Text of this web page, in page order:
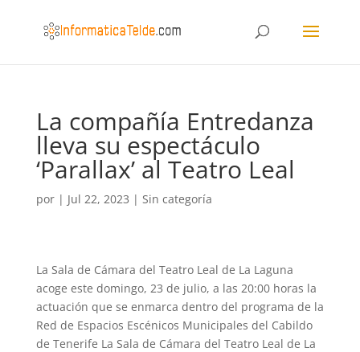
La compañía Entredanza
lleva su espectáculo
‘Parallax’ al Teatro Leal
por | Jul 22, 2023 | Sin categoría
La Sala de Cámara del Teatro Leal de La Laguna
acoge este domingo, 23 de julio, a las 20:00 horas la
actuación que se enmarca dentro del programa de la
Red de Espacios Escénicos Municipales del Cabildo
de Tenerife La Sala de Cámara del Teatro Leal de La